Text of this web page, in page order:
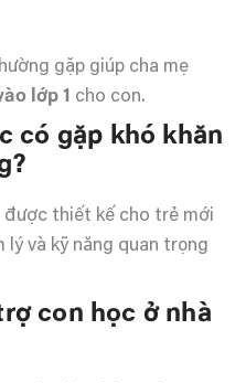
gặp giúp cha mẹ
lớp 1 cho con.
có gặp khó khăn
được thiết kế cho trẻ mới
lý và kỹ năng quan trọng
con học ở nhà